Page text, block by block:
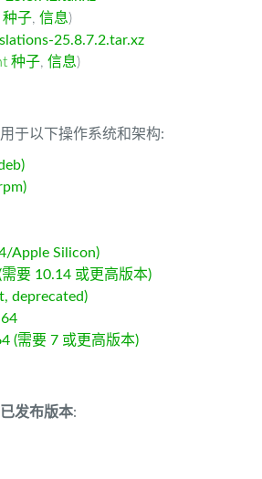
种子, 信息)
25.8.7.2.tar.xz
种子, 信息)
于以下操作系统和架构:
Apple Silicon)
需要 10.14 或更高版本)
deprecated)
(需要 7 或更高版本)
已发布版本: